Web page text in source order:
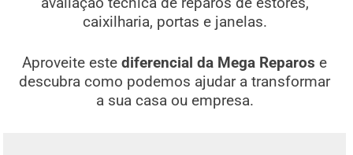
caixilharia, portas e janelas.
Aproveite estediferencial da Mega Reparos e
descubra como podemos ajudar a transformar
a sua casa ou empresa.